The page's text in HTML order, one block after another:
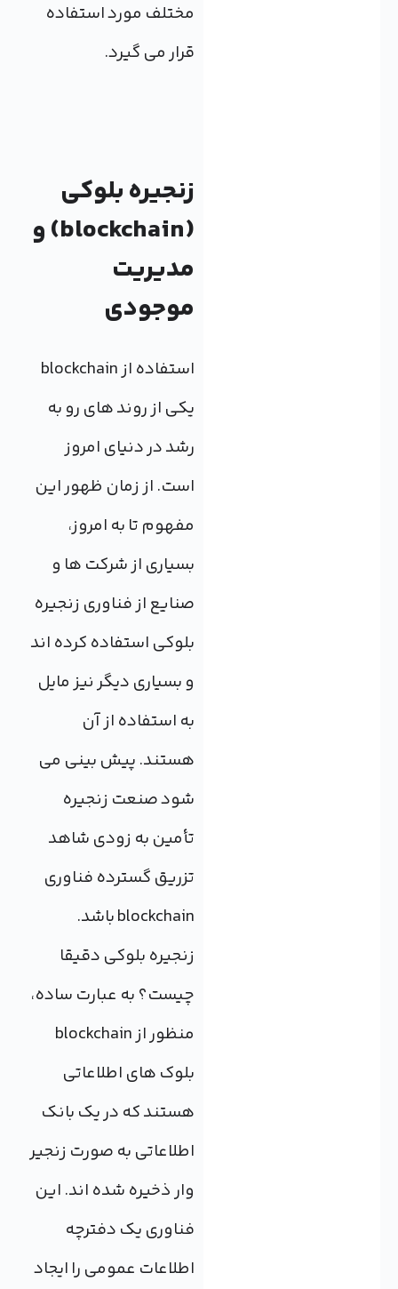
مختلف مورد استفاده
قرار می گیرد.
زنجیره بلوکی
(blockchain) و
مدیریت
موجودی
استفاده از blockchain
یکی از روند های رو به
رشد در دنیای امروز
است. از زمان ظهور این
مفهوم تا به امروز،
بسیاری از شرکت ها و
صنایع از فناوری زنجیره
بلوکی استفاده کرده اند
و بسیاری دیگر نیز مایل
به استفاده از آن
هستند. پیش بینی می
شود صنعت زنجیره
تأمین به زودی شاهد
تزریق گسترده فناوری
blockchain باشد.
زنجیره بلوکی دقیقا
چیست؟ به عبارت ساده،
منظور از blockchain
بلوک های اطلاعاتی
هستند که در یک بانک
اطلاعاتی به صورت زنجیر
وار ذخیره شده اند. این
فناوری یک دفترچه
اطلاعات عمومی را ایجاد